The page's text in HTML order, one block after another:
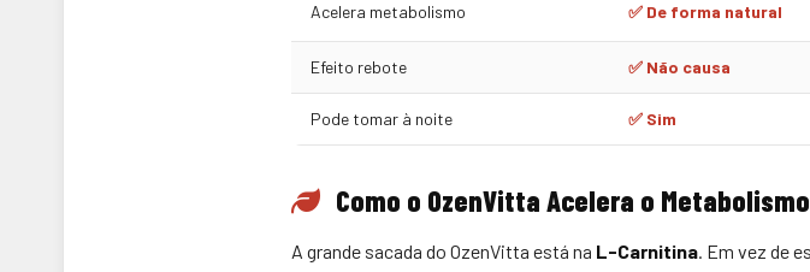
Acelera metabolismo ✅ De forma natural
Efeito rebote ✅ Não causa
Pode tomar à noite ✅ Sim
Como o OzenVitta Acelera o
A grande sacada do OzenVitta está na L-Carnitina. Em vez de